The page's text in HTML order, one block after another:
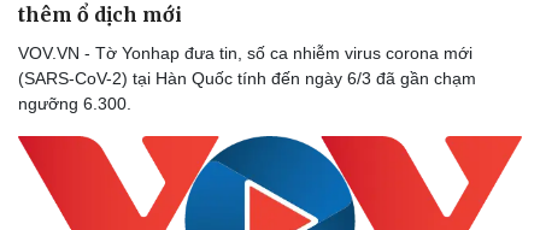
thêm ổ dịch mới
VOV.VN - Tờ Yonhap đưa tin, số ca nhiễm virus corona mới
(SARS-CoV-2) tại Hàn Quốc tính đến ngày 6/3 đã gần chạm
ngưỡng 6.300.